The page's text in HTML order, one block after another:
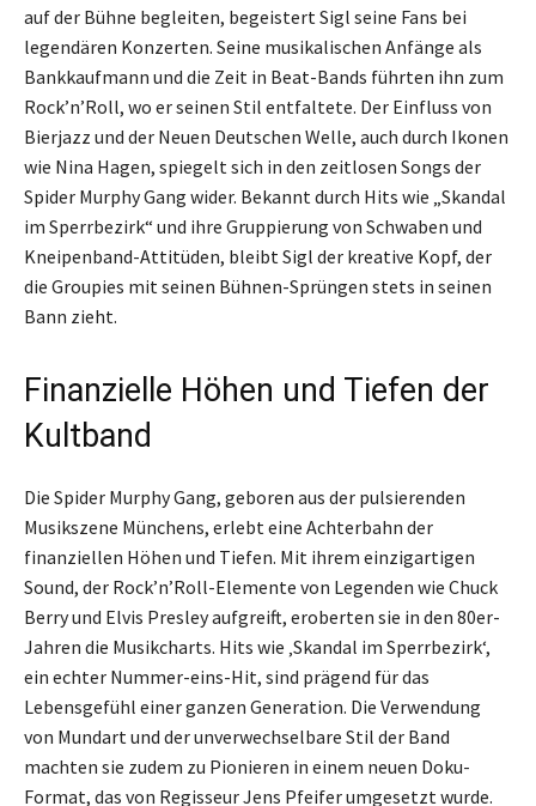
auf der Bühne begleiten, begeistert Sigl seine Fans bei
legendären Konzerten. Seine musikalischen Anfänge als
Bankkaufmann und die Zeit in Beat-Bands führten ihn zum
Rock’n’Roll, wo er seinen Stil entfaltete. Der Einfluss von
Bierjazz und der Neuen Deutschen Welle, auch durch Ikonen
wie Nina Hagen, spiegelt sich in den zeitlosen Songs der
Spider Murphy Gang wider. Bekannt durch Hits wie „Skandal
im Sperrbezirk“ und ihre Gruppierung von Schwaben und
Kneipenband-Attitüden, bleibt Sigl der kreative Kopf, der
die Groupies mit seinen Bühnen-Sprüngen stets in seinen
Bann zieht.
Finanzielle Höhen und Tiefen der
Kultband
Die Spider Murphy Gang, geboren aus der pulsierenden
Musikszene Münchens, erlebt eine Achterbahn der
finanziellen Höhen und Tiefen. Mit ihrem einzigartigen
Sound, der Rock’n’Roll-Elemente von Legenden wie Chuck
Berry und Elvis Presley aufgreift, eroberten sie in den 80er-
Jahren die Musikcharts. Hits wie ‚Skandal im Sperrbezirk‘,
ein echter Nummer-eins-Hit, sind prägend für das
Lebensgefühl einer ganzen Generation. Die Verwendung
von Mundart und der unverwechselbare Stil der Band
machten sie zudem zu Pionieren in einem neuen Doku-
Format, das von Regisseur Jens Pfeifer umgesetzt wurde.